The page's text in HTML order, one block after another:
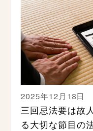
2025年12月18日
三回忌法要は故
る大切な節目の